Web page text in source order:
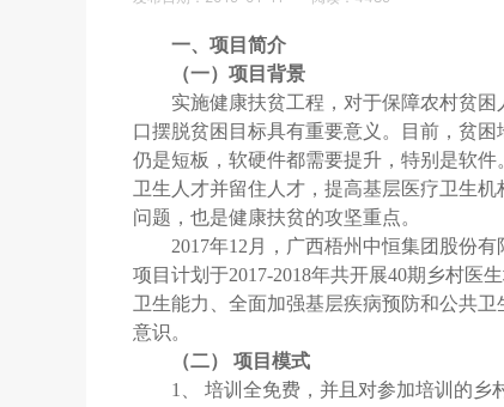
一、项目简介
（一）项目背景
实施健康扶贫工程，对于保障农村贫
口摆脱贫困目标具有重要意义。目前，贫
仍是短板，软硬件都需要提升，特别是软
卫生人才并留住人才，提高基层医疗卫生
问题，也是健康扶贫的攻坚重点。
2017年12月，广西梧州中恒集团股份
项目计划于2017-2018年共开展40期乡村医
卫生能力、全面加强基层疾病预防和公共
意识。
（二） 项目模式
1、 培训全免费，并且对参加培训的乡